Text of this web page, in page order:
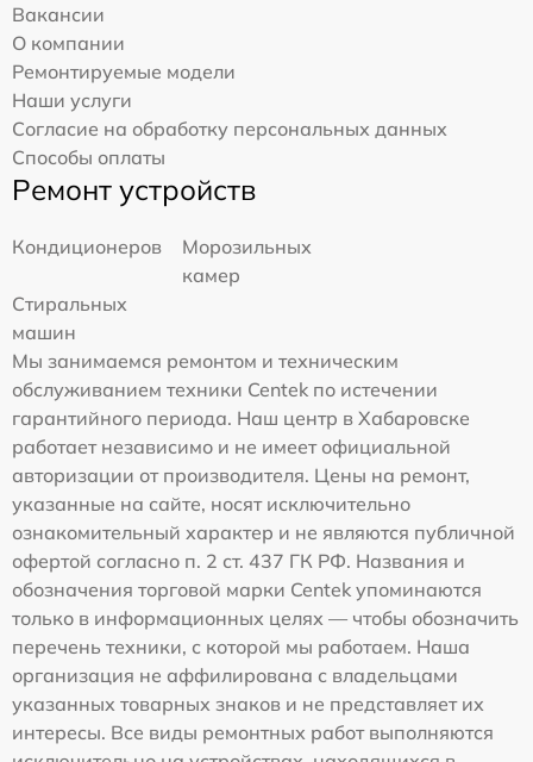
Вакансии
О компании
Ремонтируемые модели
Наши услуги
Согласие на обработку персональных данных
Способы оплаты
Ремонт устройств
Кондиционеров
Морозильных
камер
Стиральных
машин
Мы занимаемся ремонтом и техническим
обслуживанием техники Centek по истечении
гарантийного периода. Наш центр в Хабаровске
работает независимо и не имеет официальной
авторизации от производителя. Цены на ремонт,
указанные на сайте, носят исключительно
ознакомительный характер и не являются публичной
офертой согласно п. 2 ст. 437 ГК РФ. Названия и
обозначения торговой марки Centek упоминаются
только в информационных целях — чтобы обозначить
перечень техники, с которой мы работаем. Наша
организация не аффилирована с владельцами
указанных товарных знаков и не представляет их
интересы. Все виды ремонтных работ выполняются